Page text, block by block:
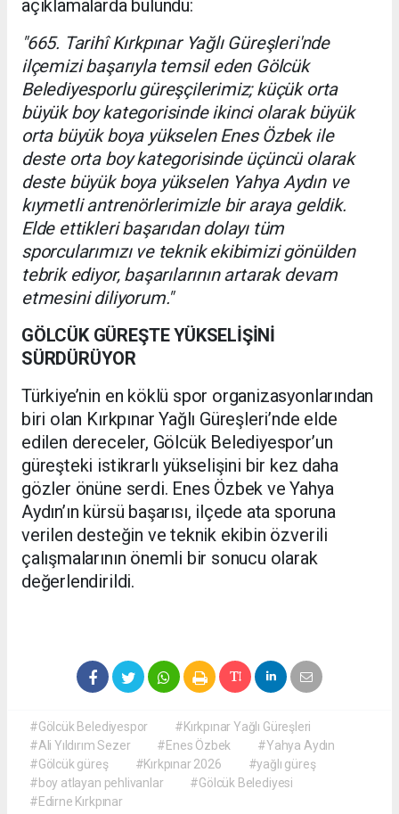
açıklamalarda bulundu:
"665. Tarihî Kırkpınar Yağlı Güreşleri'nde
ilçemizi başarıyla temsil eden Gölcük
Belediyesporlu güreşçilerimiz; küçük orta
büyük boy kategorisinde ikinci olarak büyük
orta büyük boya yükselen Enes Özbek ile
deste orta boy kategorisinde üçüncü olarak
deste büyük boya yükselen Yahya Aydın ve
kıymetli antrenörlerimizle bir araya geldik.
Elde ettikleri başarıdan dolayı tüm
sporcularımızı ve teknik ekibimizi gönülden
tebrik ediyor, başarılarının artarak devam
etmesini diliyorum."
GÖLCÜK GÜREŞTE YÜKSELİŞİNİ
SÜRDÜRÜYOR
Türkiye’nin en köklü spor organizasyonlarından
biri olan Kırkpınar Yağlı Güreşleri’nde elde
edilen dereceler, Gölcük Belediyespor’un
güreşteki istikrarlı yükselişini bir kez daha
gözler önüne serdi. Enes Özbek ve Yahya
Aydın’ın kürsü başarısı, ilçede ata sporuna
verilen desteğin ve teknik ekibin özverili
çalışmalarının önemli bir sonucu olarak
değerlendirildi.
#Gölcük Belediyespor
#Kırkpınar Yağlı Güreşleri
#Ali Yıldırım Sezer
#Enes Özbek
#Yahya Aydın
#Gölcük güreş
#Kırkpınar 2026
#yağlı güreş
#boy atlayan pehlivanlar
#Gölcük Belediyesi
#Edirne Kırkpınar